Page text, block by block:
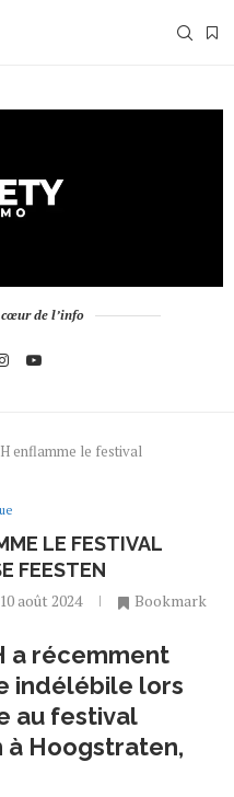
de l’info
enflamme le festival
LE FESTIVAL
FEESTEN
10 août 2024 Bookmark
a récemment
indélébile lors
au festival
à Hoogstraten,